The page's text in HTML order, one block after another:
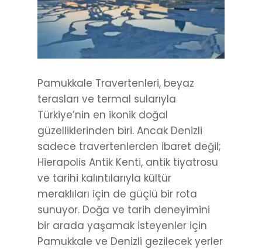
Pamukkale Travertenleri, beyaz
terasları ve termal sularıyla
Türkiye’nin en ikonik doğal
güzelliklerinden biri. Ancak Denizli
sadece travertenlerden ibaret değil;
Hierapolis Antik Kenti, antik tiyatrosu
ve tarihi kalıntılarıyla kültür
meraklıları için de güçlü bir rota
sunuyor. Doğa ve tarih deneyimini
bir arada yaşamak isteyenler için
Pamukkale ve Denizli gezilecek yerler